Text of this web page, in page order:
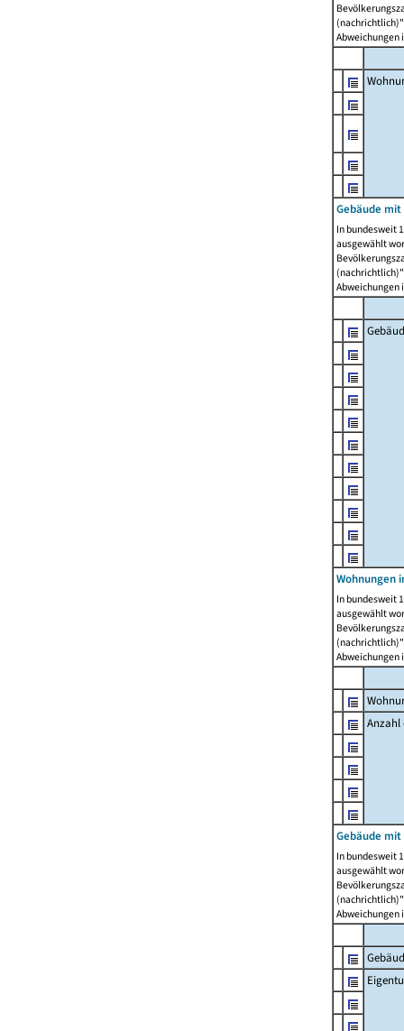
Abweichungen
Gebäude
In bundesweit
ausgewählt
Abweichungen
Wohnungen
In bundesweit
ausgewählt
Abweichungen
Anzahl
Gebäude
In bundesweit
ausgewählt
Abweichungen